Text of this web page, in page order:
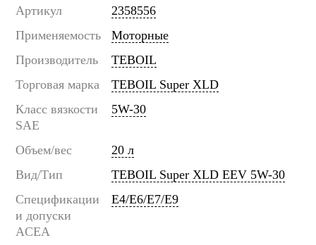
Артикул
2358556
Применяемость
Моторные
Производитель
TEBOIL
Торговая марка
TEBOIL Super XLD
Класс вязкости
SAE
5W-30
Объем/вес
20 л
Вид/Тип
TEBOIL Super XLD EEV 5W-30
Спецификации
и допуски
ACEA
E4/E6/E7/E9